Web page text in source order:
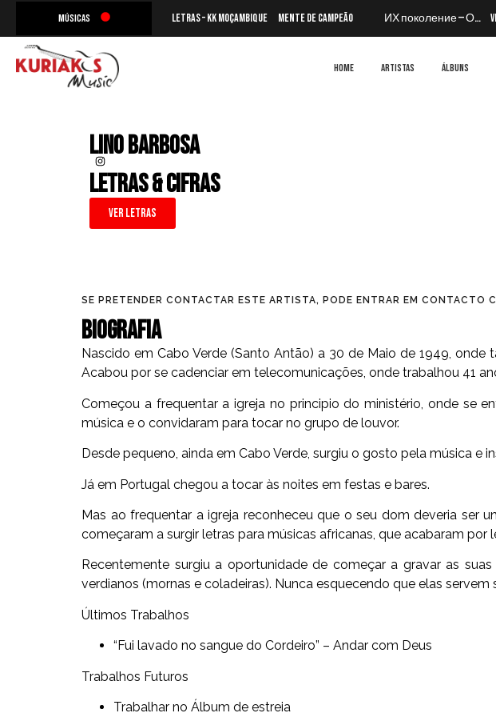
Músicas
convenção de fé letras – KK Moçambique Mente de Campeão ИХ поколение — О Нём
HOME ARTISTAS ÁLBUNS
Lino Barbosa
LETRAS & CIFRAS
Ver Letras
SE PRETENDER CONTACTAR ESTE ARTISTA, PODE ENTRAR EM CONTACTO
Biografia
Nascido em Cabo Verde (Santo Antão) a 30 de Maio de 1949,
Acabou por se cadenciar em telecomunicações, onde trabalhou 41
Começou a frequentar a igreja no principio do ministério, onde se
música e o convidaram para tocar no grupo de louvor.
Desde pequeno, ainda em Cabo Verde, surgiu o gosto pela música
Já em Portugal chegou a tocar às noites em festas e bares.
Mas ao frequentar a igreja reconheceu que o seu dom deveria ser
começaram a surgir letras para músicas africanas, que acabaram por
Recentemente surgiu a oportunidade de começar a gravar as
verdianos (mornas e coladeiras). Nunca esquecendo que elas
Últimos Trabalhos
“ Fui lavado no sangue do Cordeiro” – Andar com Deus
Trabalhos Futuros
Trabalhar no Álbum de estreia